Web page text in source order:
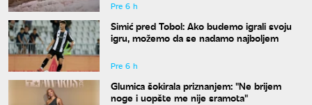
Pre 6 h
Simić pred Tobol: Ako budemo igrali svoju
igru, možemo da se nadamo najboljem
Pre 6 h
Glumica šokirala priznanjem: "Ne brijem
noge i uopšte me nije sramota"